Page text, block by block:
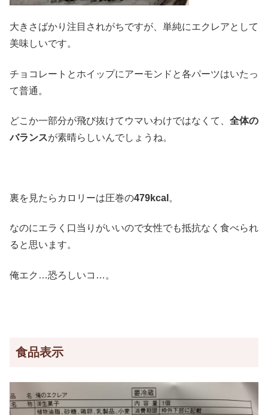
大きさばかり注目されがちですが、単純にエクレアとして
美味しいです。
チョコレートとホイップにアーモンドと各パーツはいたっ
て普通。
どこか一部分が飛び抜けてウマいわけではなくて、 全体の
バランスが素晴らしいんでしょうね。
裏を見たらカロリーは圧巻の479kcal 。
なのにエラく口当りがいいので女性でも抵抗なく食べられ
ると思います。
俺エク…恐ろしいコ…。
食品表示